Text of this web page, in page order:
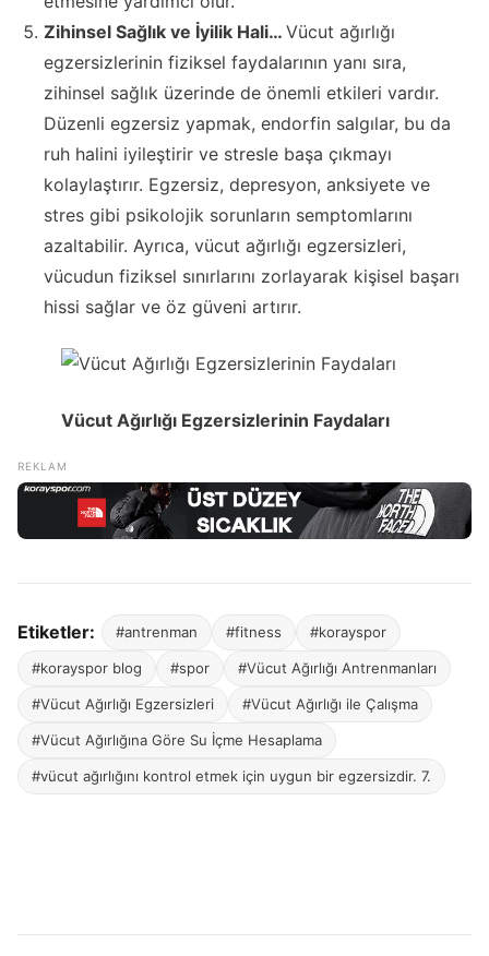
Zihinsel Sağlık ve İyilik Hali… Vücut ağırlığı
egzersizlerinin fiziksel faydalarının yanı sıra,
zihinsel sağlık üzerinde de önemli etkileri vardır.
Düzenli egzersiz yapmak, endorfin salgılar, bu da
ruh halini iyileştirir ve stresle başa çıkmayı
kolaylaştırır. Egzersiz, depresyon, anksiyete ve
stres gibi psikolojik sorunların semptomlarını
azaltabilir. Ayrıca, vücut ağırlığı egzersizleri,
vücudun fiziksel sınırlarını zorlayarak kişisel başarı
hissi sağlar ve öz güveni artırır.
Vücut Ağırlığı Egzersizlerinin Faydaları
Etiketler: #antrenman #fitness #korayspor
#korayspor blog #spor #Vücut Ağırlığı Antrenmanları
#Vücut Ağırlığı Egzersizleri #Vücut Ağırlığı ile Çalışma
#Vücut Ağırlığına Göre Su İçme Hesaplama
#vücut ağırlığını kontrol etmek için uygun bir egzersizdir. 7.